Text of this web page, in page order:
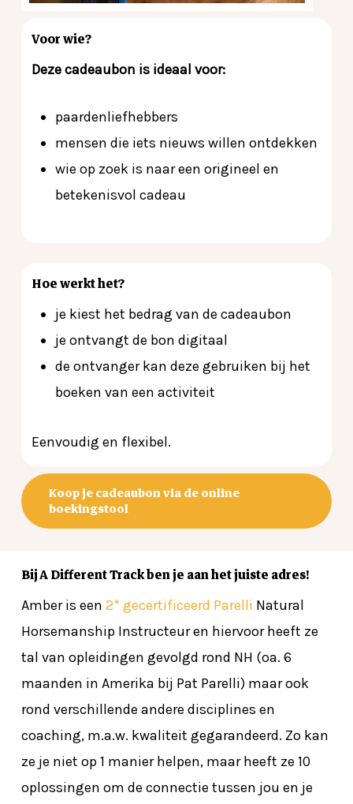
Hoe werkt het?
je kiest het bedrag van de cadeaubon
je ontvangt de bon digitaal
de ontvanger kan deze gebruiken bij het
boeken van een activiteit
Eenvoudig en flexibel.
Voor wie?
Deze cadeaubon is ideaal voor:
paardenliefhebbers
mensen die iets nieuws willen ontdekken
wie op zoek is naar een origineel en
betekenisvol cadeau
Koop je cadeaubon via de online
boekingstool
Bij A Different Track ben je aan het juiste adres!
Amber is een 2* gecertificeerd Parelli Natural
Horsemanship Instructeur en hiervoor heeft ze
tal van opleidingen gevolgd rond NH (oa. 6
maanden in Amerika bij Pat Parelli) maar ook
rond verschillende andere disciplines en
coaching, m.a.w. kwaliteit gegarandeerd. Zo kan
ze je niet op 1 manier helpen, maar heeft ze 10
oplossingen om de connectie tussen jou en je